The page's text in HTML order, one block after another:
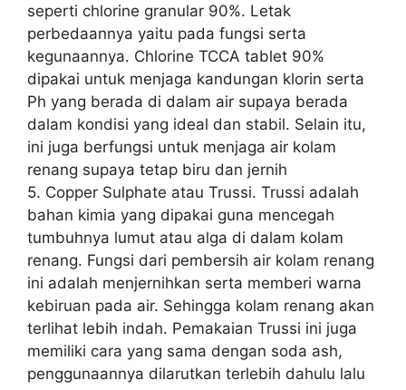
seperti chlorine granular 90%. Letak
perbedaannya yaitu pada fungsi serta
kegunaannya. Chlorine TCCA tablet 90%
dipakai untuk menjaga kandungan klorin serta
Ph yang berada di dalam air supaya berada
dalam kondisi yang ideal dan stabil. Selain itu,
ini juga berfungsi untuk menjaga air kolam
renang supaya tetap biru dan jernih
5. Copper Sulphate atau Trussi. Trussi adalah
bahan kimia yang dipakai guna mencegah
tumbuhnya lumut atau alga di dalam kolam
renang. Fungsi dari pembersih air kolam renang
ini adalah menjernihkan serta memberi warna
kebiruan pada air. Sehingga kolam renang akan
terlihat lebih indah. Pemakaian Trussi ini juga
memiliki cara yang sama dengan soda ash,
penggunaannya dilarutkan terlebih dahulu lalu